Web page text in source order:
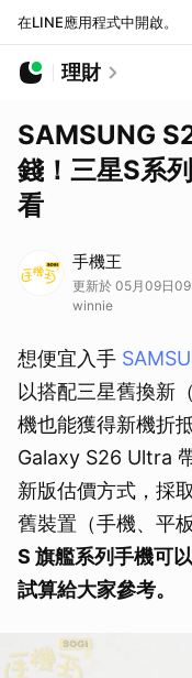
在LINE應用程式中開啟。
理財
SAMSUNG
錢！三星S系
看
手機王
更新於 05月09日
winnie
想便宜入手
以搭配三星舊換新
機也能獲得新機折
Galaxy S26 Ultra
新版估價方式，採
舊裝置（手機、平
S 旗艦系列手機可以
試算給大家參考。